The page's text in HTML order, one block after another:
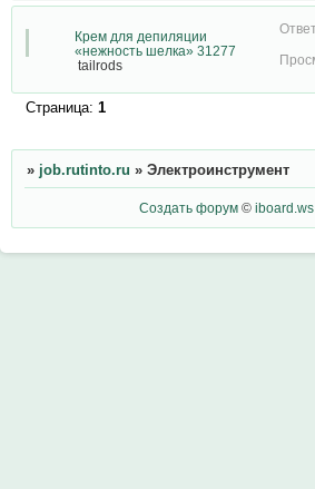
Крем для депиляции
«нежность шелка» 31277
tailrods
Страница: 1
» job.rutinto.ru » Электроинструмент
Создать форум ©iboard.ws